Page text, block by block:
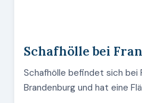
Schafhölle bei
Schafhölle befindet sich bei
Brandenburg und hat eine